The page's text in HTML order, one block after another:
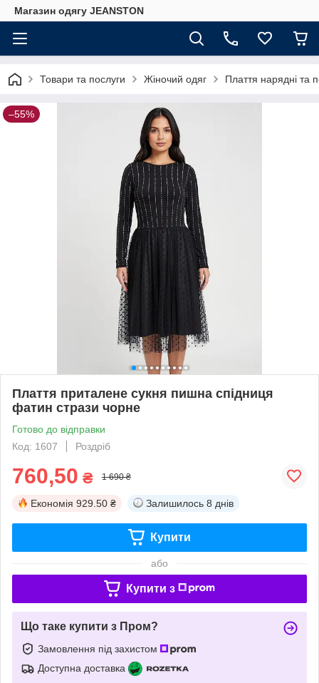
Магазин одягу JEANSTON
Товари та послуги Жіночий одяг Плаття нарядні та
–55%
Плаття приталене сукня пишна спідниця
фатин стрази чорне
Готово до відправки
Код: 1607
Роздріб
760,50 ₴ 1 690 ₴
Економія 929.50 ₴ Залишилось 8 днів
Купити
або
Купити з
Що таке купити з Пром?
Замовлення під захистом
Доступна доставка